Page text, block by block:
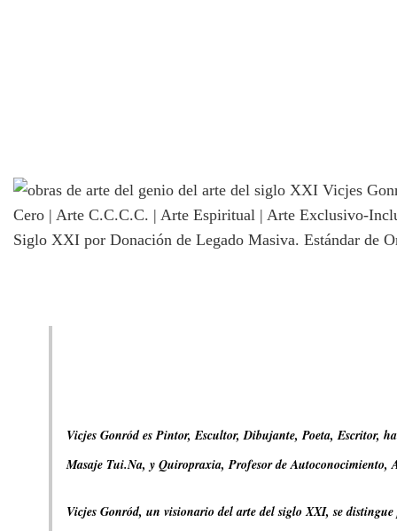
Vicjes Gonród es Pintor, Escultor, Dibujante, Poeta, Escritor,
Masaje Tui.Na, y Quiropraxia, Profesor de Autoconocimiento,
Vicjes Gonród, un visionario del arte del siglo XXI, se